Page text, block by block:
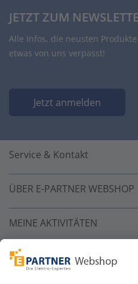
JETZT ZUM
Alle Infos, die neusten
etwas von uns verpasst!
Jetzt anmelden
Service & Kontakt
ÜBER E-PARTNER WEBSHOP
MEINE AKTIVITÄTEN
Unsere Zahlarten